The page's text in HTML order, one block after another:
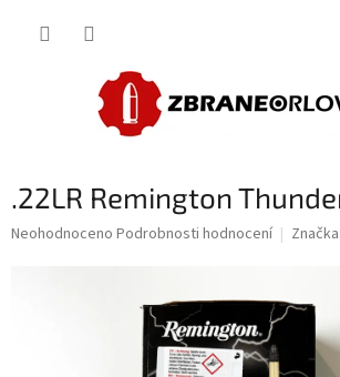
.22LR Remington
Průměrné
Neohodnoceno Podrobnosti hodnocení Značka: